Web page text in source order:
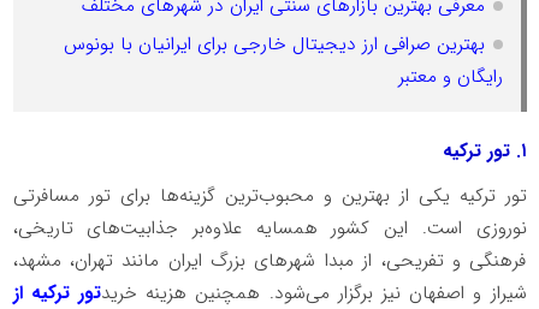
بهترین صرافی ارز دیجیتال خارجی برای ایرانیان با بونوس
رایگان و معتبر
۱. تور ترکیه
تور ترکیه یکی از بهترین و محبوب‌ترین گزینه‌ها برای تور مسافرتی
نوروزی است. این کشور همسایه علاوه‌بر جذابیت‌های تاریخی،
فرهنگی و تفریحی، از مبدا شهرهای بزرگ ایران مانند تهران، مشهد،
شیراز و اصفهان نیز برگزار می‌شود. همچنین هزینه خریدتور ترکیه از